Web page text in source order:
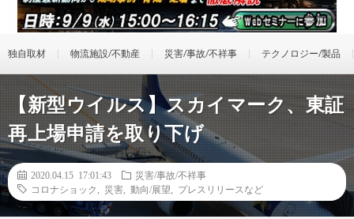
独自取材 物流施設/不動産 災害/事故/不祥事 テクノロジー/製品
【新型ウイルス】スカイマーク、東証
再上場申請を取り下げ
2020.04.15 17:01:43
災害/事故/不祥事
コロナショック
災害 動向/展望 プレスリリースなど